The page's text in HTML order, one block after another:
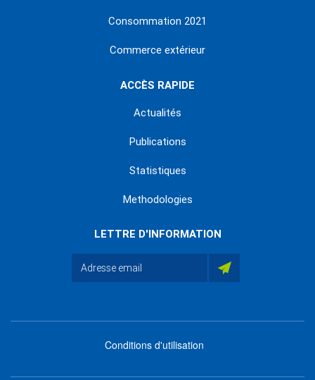
Consommation 2021
Commerce extérieur
ACCÈS RAPIDE
Actualités
Publications
Statistiques
Methodologies
LETTRE D'INFORMATION
Conditions d'utilisation